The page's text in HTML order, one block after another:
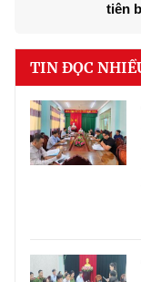
tiên
TIN ĐỌC